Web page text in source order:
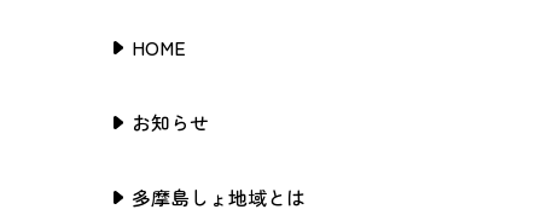
HOME
お知らせ
多摩島しょ地域とは